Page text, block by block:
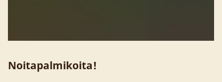
Noitapalmikoita!